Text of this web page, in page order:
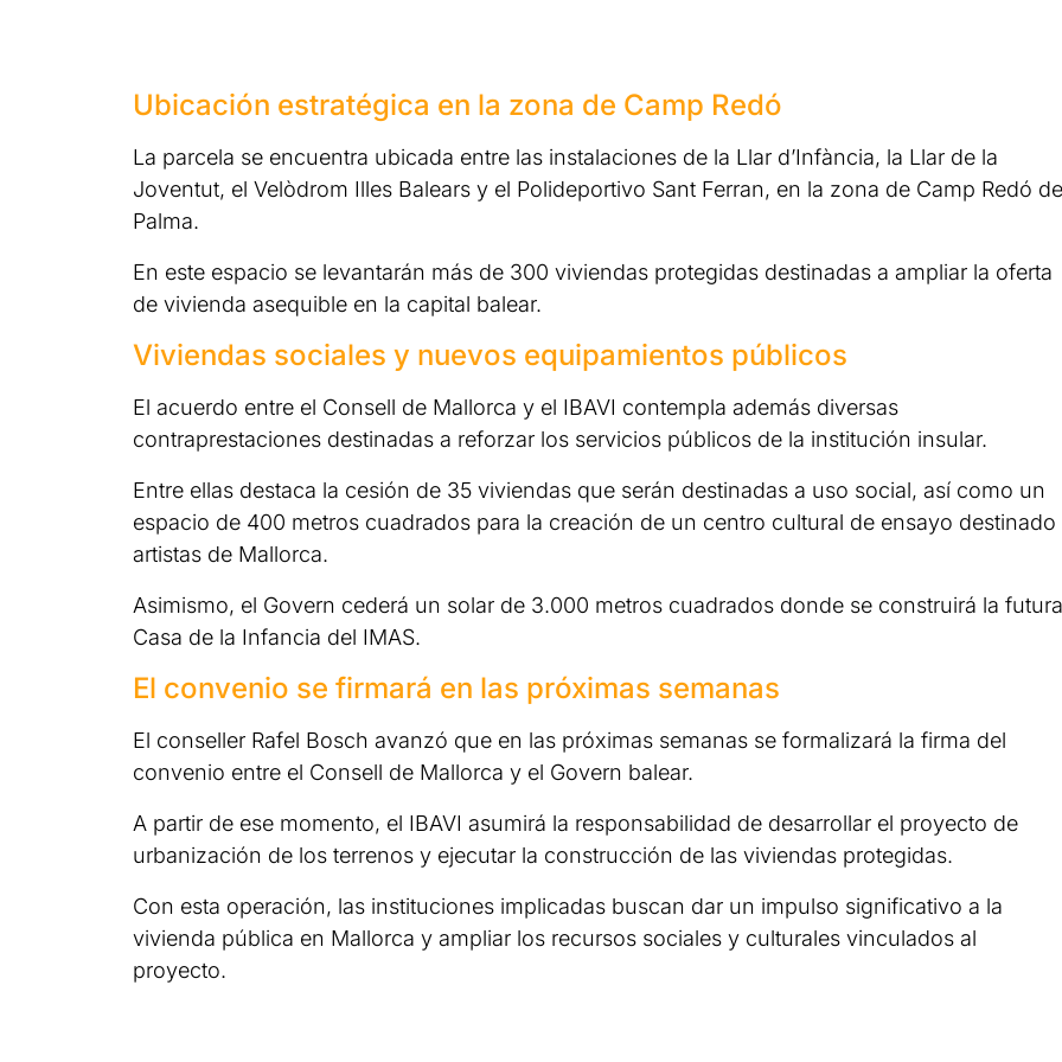
Ubicación estratégica en la zona de Camp Redó
La parcela se encuentra ubicada entre las instalaciones de la Llar d’Infància, la Llar de la
Joventut, el Velòdrom Illes Balears y el Polideportivo Sant Ferran, en la zona de Camp Redó de
Palma.
En este espacio se levantarán más de 300 viviendas protegidas destinadas a ampliar la oferta
de vivienda asequible en la capital balear.
Viviendas sociales y nuevos equipamientos públicos
El acuerdo entre el Consell de Mallorca y el IBAVI contempla además diversas
contraprestaciones destinadas a reforzar los servicios públicos de la institución insular.
Entre ellas destaca la cesión de 35 viviendas que serán destinadas a uso social, así como un
espacio de 400 metros cuadrados para la creación de un centro cultural de ensayo destinado
artistas de Mallorca.
Asimismo, el Govern cederá un solar de 3.000 metros cuadrados donde se construirá la futura
Casa de la Infancia del IMAS.
El convenio se firmará en las próximas semanas
El conseller Rafel Bosch avanzó que en las próximas semanas se formalizará la firma del
convenio entre el Consell de Mallorca y el Govern balear.
A partir de ese momento, el IBAVI asumirá la responsabilidad de desarrollar el proyecto de
urbanización de los terrenos y ejecutar la construcción de las viviendas protegidas.
Con esta operación, las instituciones implicadas buscan dar un impulso significativo a la
vivienda pública en Mallorca y ampliar los recursos sociales y culturales vinculados al
proyecto.